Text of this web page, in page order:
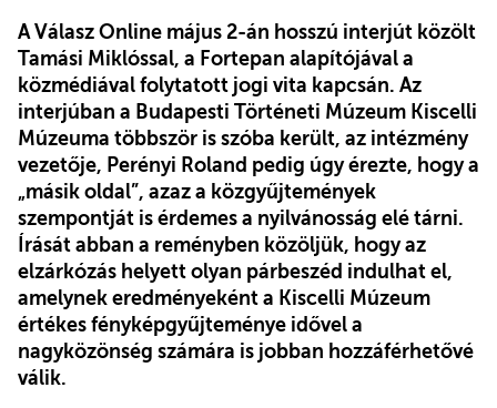
A Válasz Online május 2-án hosszú interjút közölt
Tamási Miklóssal, a Fortepan alapítójával a
közmédiával folytatott jogi vita kapcsán. Az
interjúban a Budapesti Történeti Múzeum Kiscelli
Múzeuma többször is szóba került, az intézmény
vezetője, Perényi Roland pedig úgy érezte, hogy a
„másik oldal”, azaz a közgyűjtemények
szempontját is érdemes a nyilvánosság elé tárni.
Írását abban a reményben közöljük, hogy az
elzárkózás helyett olyan párbeszéd indulhat el,
amelynek eredményeként a Kiscelli Múzeum
értékes fényképgyűjteménye idővel a
nagyközönség számára is jobban hozzáférhetővé
válik.